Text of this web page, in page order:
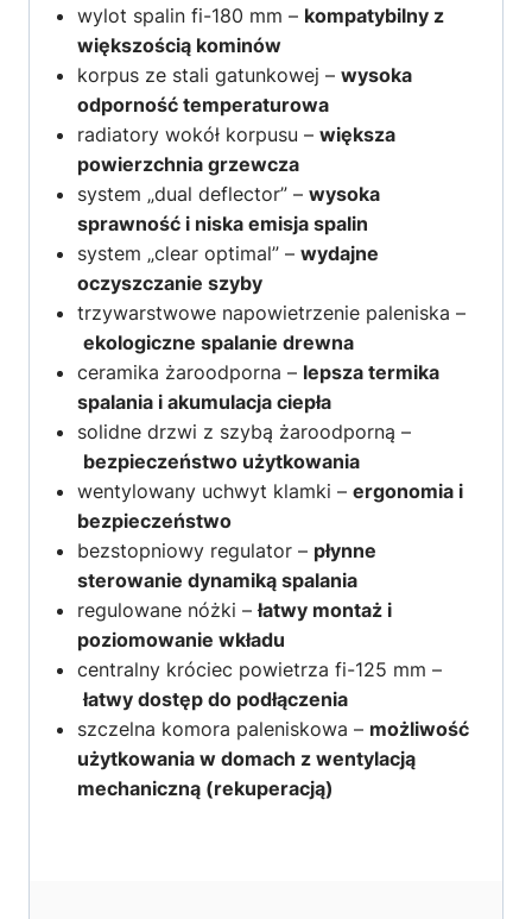
wylot spalin fi-180 mm – kompatybilny z
większością kominów
korpus ze stali gatunkowej – wysoka
odporność temperaturowa
radiatory wokół korpusu – większa
powierzchnia grzewcza
system „dual deflector” – wysoka
sprawność i niska emisja spalin
system „clear optimal” – wydajne
oczyszczanie szyby
trzywarstwowe napowietrzenie paleniska –
ekologiczne spalanie drewna
ceramika żaroodporna – lepsza termika
spalania i akumulacja ciepła
solidne drzwi z szybą żaroodporną –
bezpieczeństwo użytkowania
wentylowany uchwyt klamki – ergonomia i
bezpieczeństwo
bezstopniowy regulator – płynne
sterowanie dynamiką spalania
regulowane nóżki –łatwy montaż i
poziomowanie wkładu
centralny króciec powietrza fi-125 mm –
łatwy dostęp do podłączenia
szczelna komora paleniskowa – możliwość
użytkowania w domach z wentylacją
mechaniczną (rekuperacją)